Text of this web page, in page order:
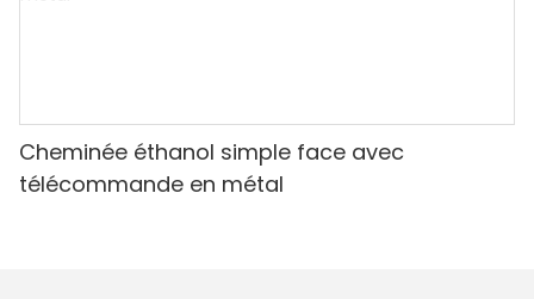
Cheminée éthanol simple face avec
télécommande en métal